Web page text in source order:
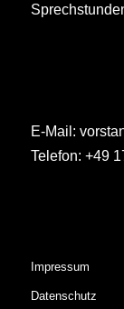
E-Mail:
Telefon: +49
Impressum
Datenschutz